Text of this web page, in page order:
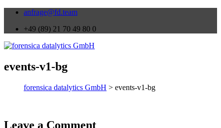
anfrage@fd.team
+49 (89) 21 70 49 80 0
events-v1-bg
forensica datalytics GmbH > events-v1-bg
Leave a Comment